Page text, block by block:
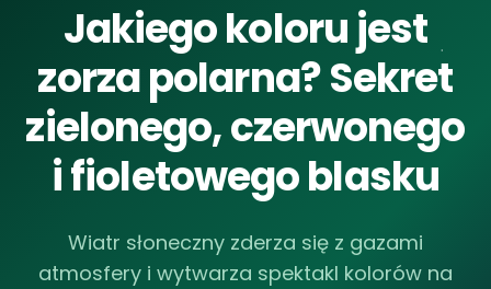
Jakiego koloru jest
zorza polarna? Sekret
zielonego, czerwonego
i fioletowego blasku
Wiatr słoneczny zderza się z gazami
atmosfery i wytwarza spektakl kolorów na